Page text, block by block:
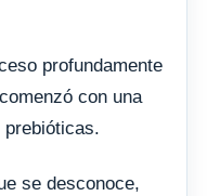
profundamente
con una
se desconoce,